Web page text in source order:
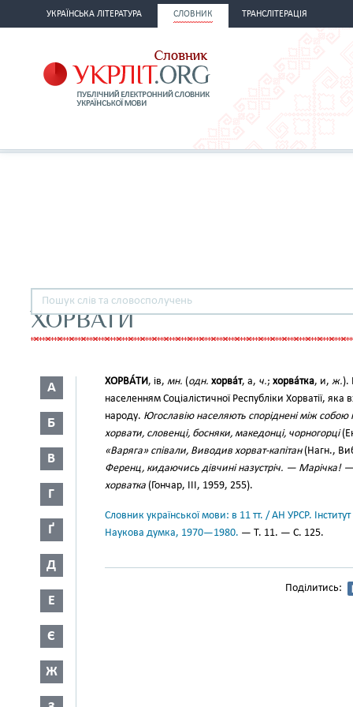
УКРАЇНСЬКА ЛІТЕРАТУРА СЛОВНИК ТРАНСЛІТЕРАЦІЯ
ХОРВАТИ
А
Б
В
Г
Ґ
Д
Е
Є
Ж
ХОРВА́ТИ, ів, мн. (одн. хорва́т, а, ч.; хорва́тка, и, ж.).
населенням Соціалістичної Республіки Хорватії,
народу. Югославію населяють споріднені між собою
хорвати, словенці, босняки, македонці, чорногорці
«Варяга» співали, Виводив хорват-капітан(Нагн.,
Ференц, кидаючись дівчині назустріч. — Марічка!
хорватка (Гончар, III, 1959, 255).
Словник української мови: в 11 тт. / АН УРСР.
Наукова думка, 1970—1980. — Т. 11. — С. 125.
Поділитись: